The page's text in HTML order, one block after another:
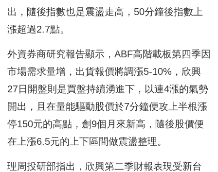
出，隨後指數也是震盪走高，50分鐘後指數上
漲超過2.7點。
外資券商研究報告顯示，ABF高階載板第四季因
市場需求量增，出貨報價將調漲5-10%，欣興
27日開盤則是買盤持續湧進下，以連4漲的氣勢
開出，且在量能驅動股價於7分鐘便攻上半根漲
停150元的高點，創9個月來新高，隨後股價便
在上漲6.5元的上下區間做震盪整理。
理周投研部指出，欣興第二季財報表現受新台